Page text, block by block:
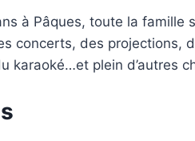
à Pâques, toute la famille
concerts, des projections,
karaoké…et plein d’autres